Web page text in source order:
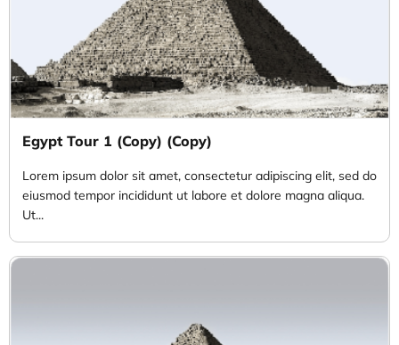
Egypt Tour 1 (Copy) (Copy)
Lorem ipsum dolor sit amet, consectetur adipiscing elit, sed do
eiusmod tempor incididunt ut labore et dolore magna aliqua.
Ut...